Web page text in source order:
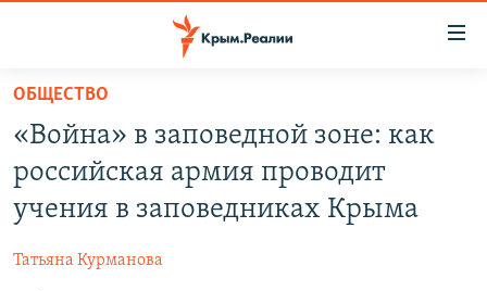
Вернуться
основному
содержанию
Вернутся
главной
навигации11 ЛЕТ ОККУПАЦИИ КРЫМА. 11 ИСТОРИЙ СОПРОТИВЛЕНИЯ
ВОДА
ЕЩЕ
ОБЩЕСТВО
«Война» в заповедной зоне: как
российская армия проводит
учения в заповедниках Крыма
Татьяна Курманова